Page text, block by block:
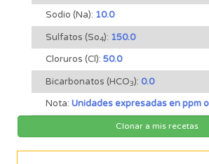
Sodio (Na): 10.0
Sulfatos (So4): 150.0
Cloruros (Cl): 50.0
Bicarbonatos (HCO3): 0.0
Nota: Unidades expresadas en ppm
Clonar a mis recetas